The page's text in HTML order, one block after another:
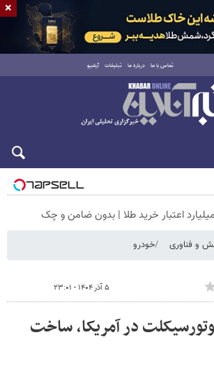
تماس با ما درباره ما تبلیغات آرشیو
شنبه ۱۷ مرداد ۱۴۰۵
و فناوری خودرو
۵ آذر ۱۴۰۴ - ۲۳:۰۱
در آمریکا، ساخت
×